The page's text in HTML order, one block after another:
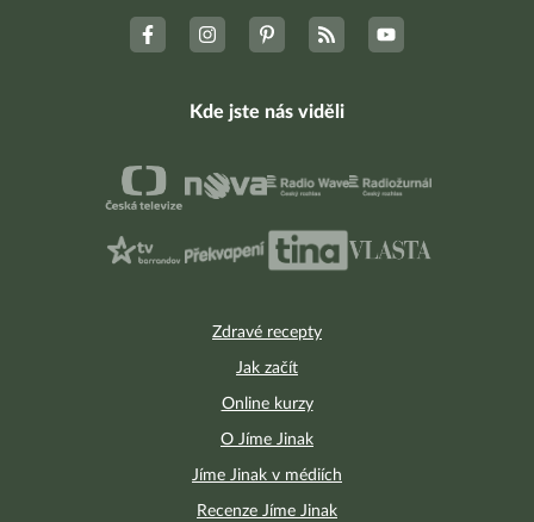
Zdravé recepty
Jak začít
Online kurzy
O Jíme Jinak
Jíme Jinak v médiích
Recenze Jíme Jinak
Kde jste nás viděli